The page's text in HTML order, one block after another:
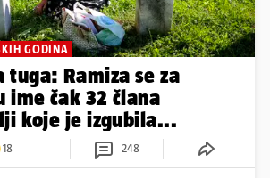
GODINA
tuga: Ramiza se za
ime čak 32 člana
koje je izgubila...
18 248